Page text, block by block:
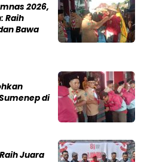
2026,
Raih
Bawa
di
Juara